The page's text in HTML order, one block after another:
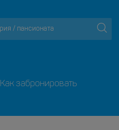
Как забронировать